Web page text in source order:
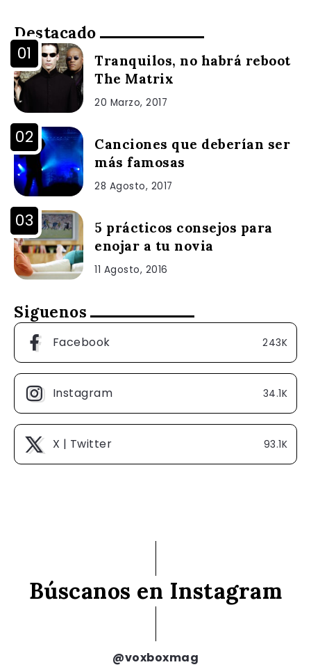
Destacado
Tranquilos, no habrá reboot
The Matrix
20 Marzo, 2017
Canciones que deberían ser
más famosas
28 Agosto, 2017
5 prácticos consejos para
enojar a tu novia
11 Agosto, 2016
Siguenos
Facebook 243K
Instagram 34.1K
X | Twitter 93.1K
Búscanos en Instagram
@voxboxmag